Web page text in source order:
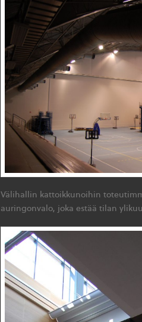
Välihallin kattoikkunoihin
auringonvalo, joka estää tilan